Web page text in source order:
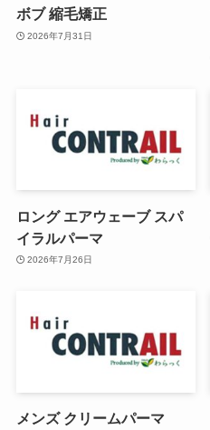
ボブ 縮毛矯正
2026年7月31日
ロング エアウェーブ スパ
イラルパーマ
2026年7月26日
メンズ クリームパーマ